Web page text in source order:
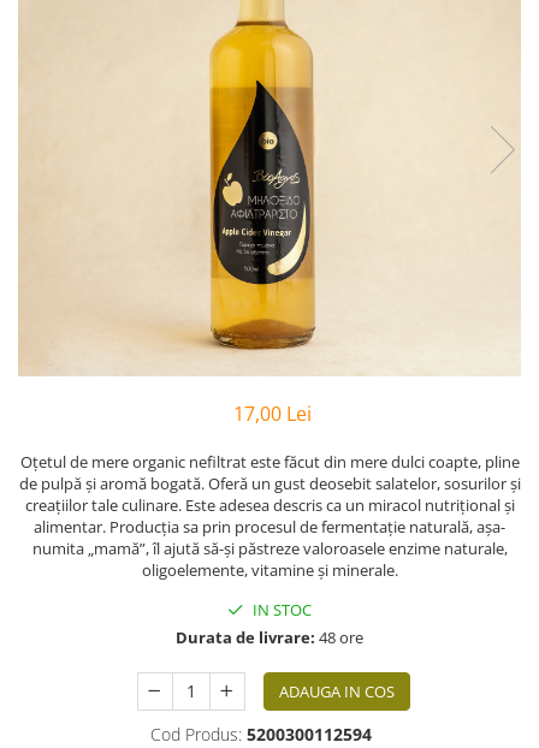
CREME ȘI PASTE TARTINABILE
PRODUSE ECO / ORGANICE
PRODUSE ROMÂNEȘTI
REMEDII NATURISTE
TOATE PRODUSELE
17,00 Lei
Oțetul de mere organic nefiltrat este făcut din mere dulci coapte, pline
de pulpă și aromă bogată. Oferă un gust deosebit salatelor, sosurilor și
creațiilor tale culinare. Este adesea descris ca un miracol nutrițional și
alimentar. Producția sa prin procesul de fermentație naturală, așa-
numita „mamă”, îl ajută să-și păstreze valoroasele enzime naturale,
oligoelemente, vitamine și minerale.
IN STOC
Durata de livrare: 48 ore
ADAUGA IN COS
Cod Produs: 5200300112594